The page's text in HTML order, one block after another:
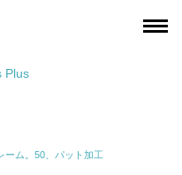
ーム。50、パット加工